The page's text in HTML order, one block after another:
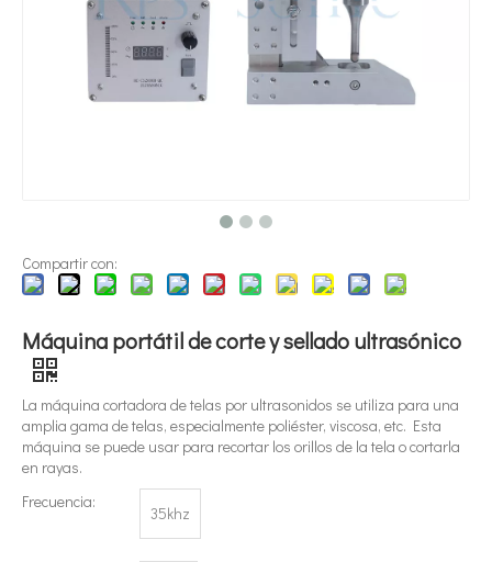
¿Qué es la tecnología de dispersión de pigmentos ultrasónica?
Actualmente, la investigación sobre la extracción de antioxidantes
Compartir con:
Máquina portátil de corte y sellado ultrasónico
La máquina cortadora de telas por ultrasonidos se utiliza para una
amplia gama de telas, especialmente poliéster, viscosa, etc. Esta
máquina se puede usar para recortar los orillos de la tela o cortarla
en rayas.
Frecuencia:
35khz